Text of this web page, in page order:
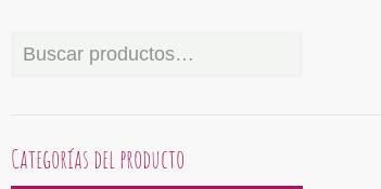
Categorías del producto